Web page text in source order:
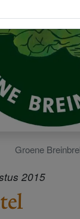
Groene
2015